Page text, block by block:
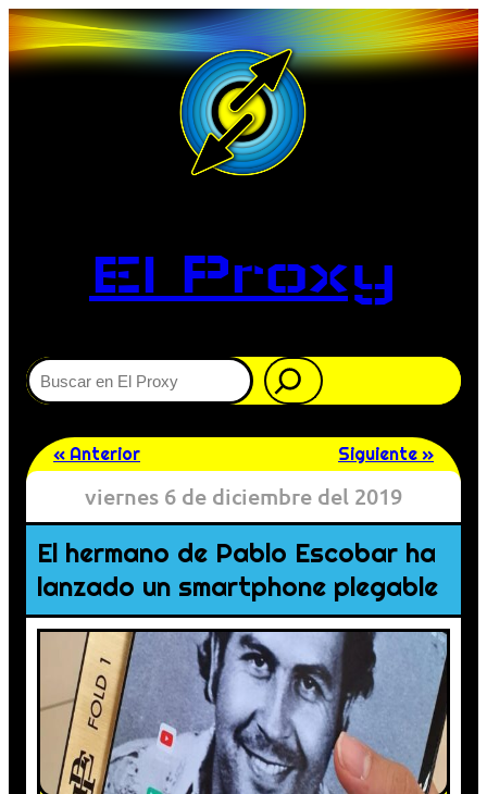
El Proxy
Buscar
« Anterior Siguiente »
viernes 6 de diciembre del 2019
El hermano de Pablo Escobar ha
lanzado un smartphone plegable